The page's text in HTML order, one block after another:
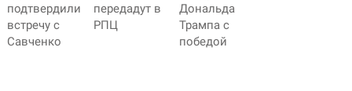
подтвердили
встречу с
Савченко
передадут в
РПЦ
Дональда
Трампа с
победой